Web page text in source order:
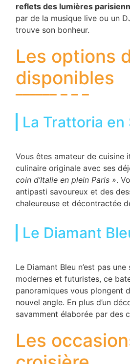
reflets des lumières
par de la musique live ou un
trouve son bonheur.
Les options
disponibles
La Trattoria en
Vous êtes amateur de cuisine
culinaire originale avec ses
coin d’Italie en plein Paris ».
antipasti savoureux et des
chaleureuse et décontractée
Le Diamant
Le Diamant Bleu n’est pas
modernes et futuristes, ce
panoramiques vous plongent
nouvel angle. En plus d’un
savamment élaborée par des
Les